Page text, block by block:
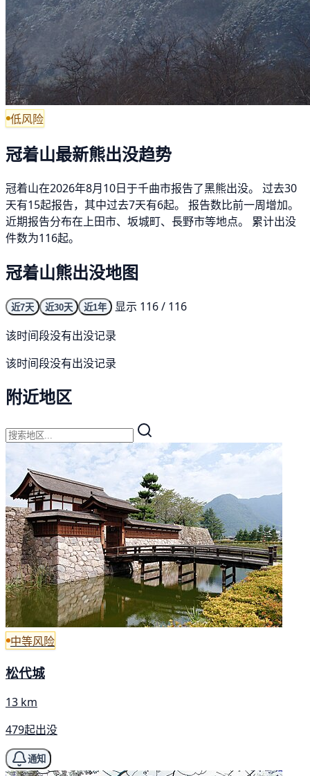
低风险
冠着山最新熊出没趋势
冠着山在2026年8月10日于千曲市报告了黑熊出没。 过去30
天有15起报告，其中过去7天有6起。 报告数比前一周增加。
近期报告分布在上田市、坂城町、長野市等地点。 累计出没
件数为116起。
冠着山熊出没地图
近7天 近30天 近1年
显示 116 / 116
该时间段没有出没记录
该时间段没有出没记录
附近地区
中等风险
松代城
13 km
479起出没
通知